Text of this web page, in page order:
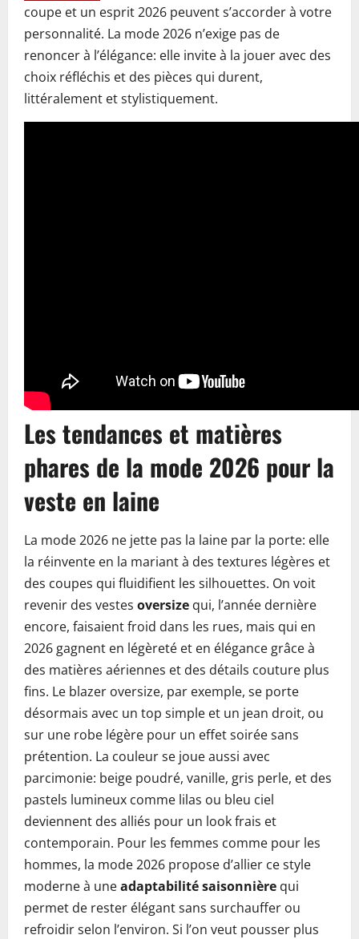
coupe et un esprit 2026 peuvent s’accorder à votre
personnalité. La mode 2026 n’exige pas de
renoncer à l’élégance: elle invite à la jouer avec des
choix réfléchis et des pièces qui durent,
littéralement et stylistiquement.
Les tendances et matières
phares de la mode 2026 pour la
veste en laine
La mode 2026 ne jette pas la laine par la porte: elle
la réinvente en la mariant à des textures légères et
des coupes qui fluidifient les silhouettes. On voit
revenir des vestes oversize qui, l’année dernière
encore, faisaient froid dans les rues, mais qui en
2026 gagnent en légèreté et en élégance grâce à
des matières aériennes et des détails couture plus
fins. Le blazer oversize, par exemple, se porte
désormais avec un top simple et un jean droit, ou
sur une robe légère pour un effet soirée sans
prétention. La couleur se joue aussi avec
parcimonie: beige poudré, vanille, gris perle, et des
pastels lumineux comme lilas ou bleu ciel
deviennent des alliés pour un look frais et
contemporain. Pour les femmes comme pour les
hommes, la mode 2026 propose d’allier ce style
moderne à uneadaptabilité saisonnière qui
permet de rester élégant sans surchauffer ou
refroidir selon l’environ. Si l’on veut pousser plus